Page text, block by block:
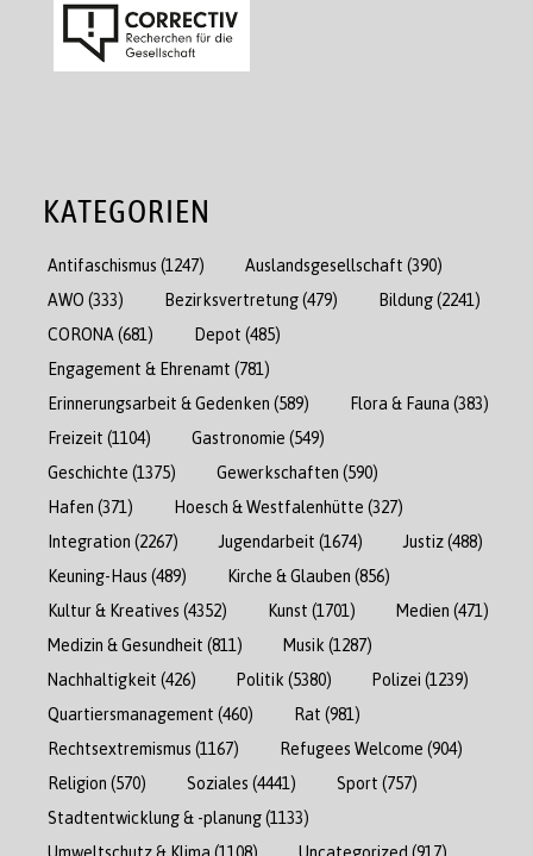
KATEGORIEN
Antifaschismus (1247) Auslandsgesellschaft (390)
AWO (333) Bezirksvertretung(479) Bildung(2241)
CORONA (681) Depot (485)
Engagement & Ehrenamt (781)
Erinnerungsarbeit & Gedenken (589) Flora & Fauna (383)
Freizeit (1104) Gastronomie (549)
Geschichte (1375) Gewerkschaften (590)
Hafen (371) Hoesch & Westfalenhütte (327)
Integration (2267) Jugendarbeit (1674) Justiz(488)
Keuning-Haus (489) Kirche & Glauben (856)
Kultur & Kreatives (4352) Kunst (1701) Medien (471)
Medizin & Gesundheit (811) Musik (1287)
Nachhaltigkeit (426) Politik (5380) Polizei (1239)
Quartiersmanagement (460) Rat (981)
Rechtsextremismus (1167) Refugees Welcome (904)
Religion (570) Soziales (4441) Sport (757)
Stadtentwicklung & -planung(1133)
Umweltschutz & Klima (1108) Uncategorized (917)